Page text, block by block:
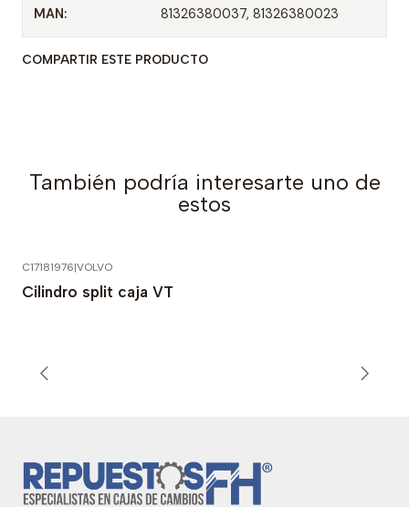
MAN: 81326380037, 81326380023
COMPARTIR ESTE PRODUCTO
También podría interesarte uno de
estos
C17181976|VOLVO
Cilindro split caja VT